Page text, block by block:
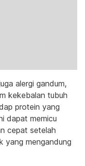
alergi gandum,
kekebalan tubuh
protein yang
dapat memicu
cepat setelah
yang mengandung